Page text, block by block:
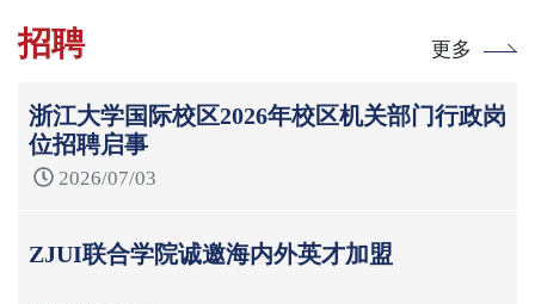
招聘 更多
浙江大学国际校区2026年校区机关部门行政岗
位招聘启事
2026/07/03
ZJUI联合学院诚邀海内外英才加盟